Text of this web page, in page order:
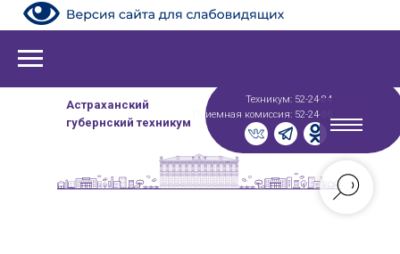
Астраханский
губернский техникум
Техникум: 52-24-84
Приемная комиссия: 52-24-86